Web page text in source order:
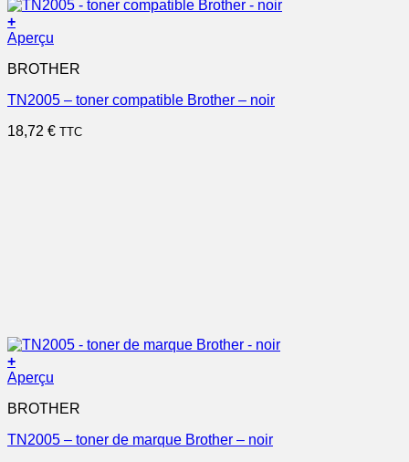
+
Aperçu
BROTHER
TN2005 – toner compatible Brother – noir
18,72 € TTC
+
Aperçu
BROTHER
TN2005 – toner de marque Brother – noir